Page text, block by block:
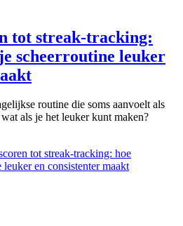
tot streak-tracking:
scheerroutine leuker
routine die soms aanvoelt als
als je het leuker kunt maken?
tot streak-tracking: hoe
en consistenter maakt